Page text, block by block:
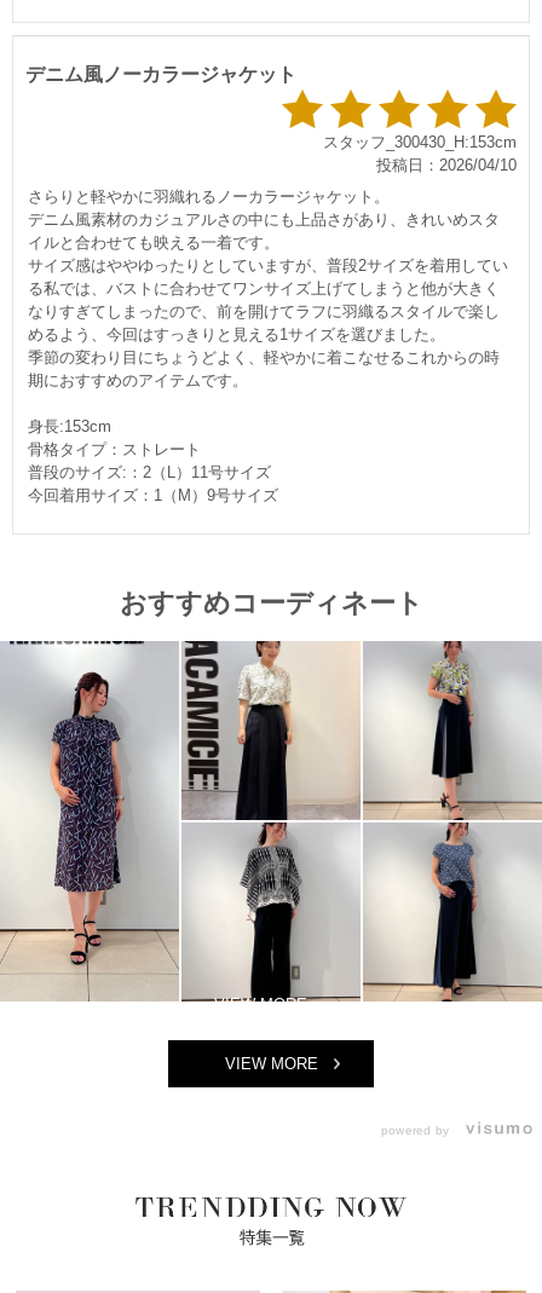
デニム風ノーカラージャケット
スタッフ_300430_H:153cm
投稿日：2026/04/10
さらりと軽やかに羽織れるノーカラージャケット。
デニム風素材のカジュアルさの中にも上品さがあり、きれいめスタ
イルと合わせても映える一着です。
サイズ感はややゆったりとしていますが、普段2サイズを着用してい
る私では、バストに合わせてワンサイズ上げてしまうと他が大きく
なりすぎてしまったので、前を開けてラフに羽織るスタイルで楽し
めるよう、今回はすっきりと見える1サイズを選びました。
季節の変わり目にちょうどよく、軽やかに着こなせるこれからの時
期におすすめのアイテムです。
身長:153cm
骨格タイプ：ストレート
普段のサイズ:：2（L）11号サイズ
今回着用サイズ：1（M）9号サイズ
おすすめコーディネート
VIEW MORE
powered by